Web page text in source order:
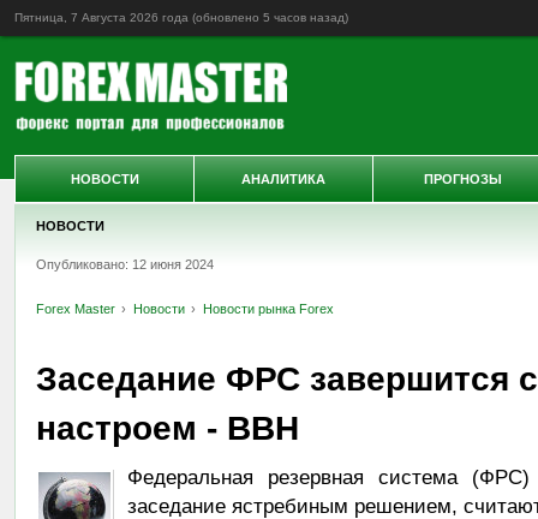
Пятница, 7 Августа 2026 года (обновлено 5 часов назад)
НОВОСТИ
Опубликовано: 12 июня 2024
Forex Master Новости Новости рынка Forex
Заседание ФРС завершится
настроем - BBH
Федеральная резервная система
заседание ястребиным решением,
НОВОСТИ АНАЛИТИКА ПРОГНОЗЫ